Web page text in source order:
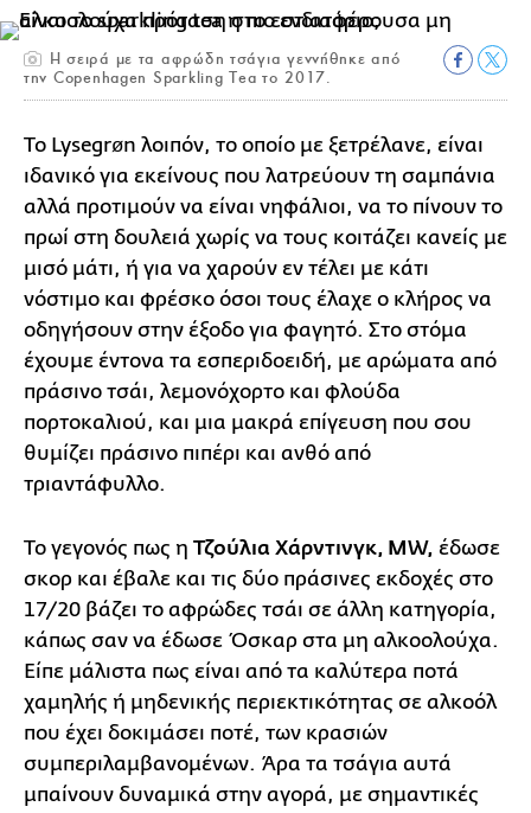
Η σειρά με τα αφρώδη τσάγια γεννήθηκε από
την Copenhagen Sparkling Tea το 2017.
Το Lysegrøn λοιπόν, το οποίο με ξετρέλανε, είναι
ιδανικό για εκείνους που λατρεύουν τη σαμπάνια
αλλά προτιμούν να είναι νηφάλιοι, να το πίνουν το
πρωί στη δουλειά χωρίς να τους κοιτάζει κανείς με
μισό μάτι, ή για να χαρούν εν τέλει με κάτι
νόστιμο και φρέσκο όσοι τους έλαχε ο κλήρος να
οδηγήσουν στην έξοδο για φαγητό. Στο στόμα
έχουμε έντονα τα εσπεριδοειδή, με αρώματα από
πράσινο τσάι, λεμονόχορτο και φλούδα
πορτοκαλιού, και μια μακρά επίγευση που σου
θυμίζει πράσινο πιπέρι και ανθό από
τριαντάφυλλο.
Το γεγονός πως η Τζούλια Χάρντινγκ, MW, έδωσε
σκορ και έβαλε και τις δύο πράσινες εκδοχές στο
17/20 βάζει το αφρώδες τσάι σε άλλη κατηγορία,
κάπως σαν να έδωσε Όσκαρ στα μη αλκοολούχα.
Είπε μάλιστα πως είναι από τα καλύτερα ποτά
χαμηλής ή μηδενικής περιεκτικότητας σε αλκοόλ
που έχει δοκιμάσει ποτέ, των κρασιών
συμπεριλαμβανομένων. Άρα τα τσάγια αυτά
μπαίνουν δυναμικά στην αγορά, με σημαντικές